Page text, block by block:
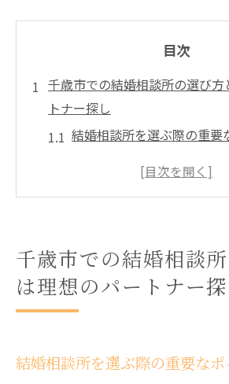
目次
千歳市での結婚相談所の選び方
トナー探し
結婚相談所を選ぶ際の重要
希望条件に合った相談所の
理想のパートナーを見つけ
信頼性で選ぶ千歳市の結婚相談
ト
口コミやレビューの重要性
千歳市での結婚相談
は理想のパートナー
結婚相談所を選ぶ際の重要なポ